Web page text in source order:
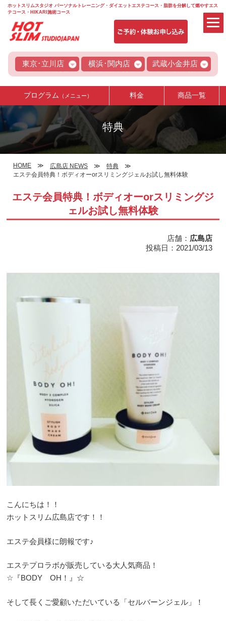
ホットスリムスタジオ パーソナルトレーニング・ダイエットエステコース・脂肪を分解して燃やすエス
テコース・HIKARI施術コース
東京･立川店 横浜･関内店 武蔵小金井店
プログラム （メニュー） 料金 商品一覧
特典
HOME 広島店 NEWS
特典
エステ会員特典！ボディオーorスリミングジェルお試し無料体験
エステ会員特典！ボディオーorスリミングジ
ェルお試し無料体験
店舗： 広島店
投稿日：2021/03/13
こんにちは！！
ホットスリム広島店です！！
エステ会員様に朗報です♪
エステプロラボが販売している大人気商品！
☆『BODY OH！』☆
そして長くご愛顧いただいている「セルバーンジェル」！